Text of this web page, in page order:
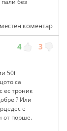
коментар
4 3
50i
са
ес троник
? Или
е
от порше.